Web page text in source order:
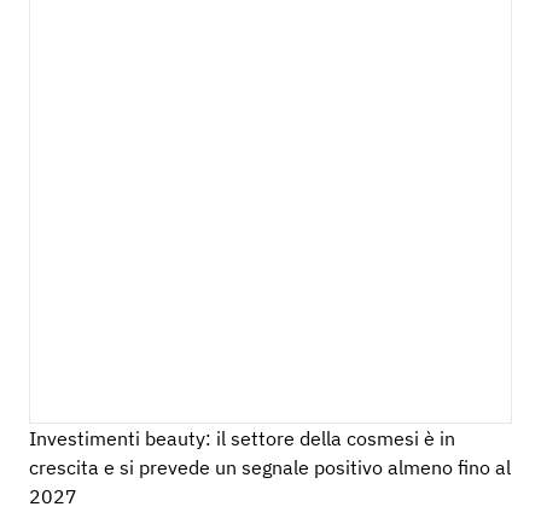
Investimenti beauty: il settore della cosmesi è in
crescita e si prevede un segnale positivo almeno fino al
2027